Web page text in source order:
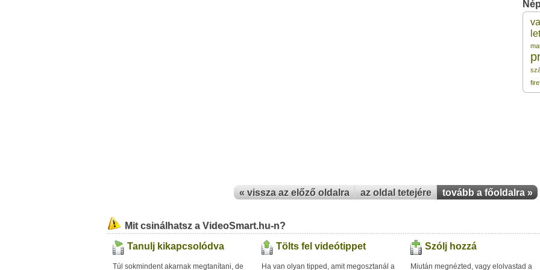
« vissza az előző oldalra az oldal tetejére tovább a főoldalra »
Mit csinálhatsz a VideoSmart.hu-n?
Tanulj kikapcsolódva
Túl sokmindent akarnak megtanítani, de
Tölts fel videótippet
Ha van olyan tipped, amit megosztanál a
Szólj hozzá
Miután megnézted, vagy elolvastad a